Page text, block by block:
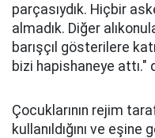
parçasıydık. Hiçbir
almadık. Diğer
barışçıl gösterilere
bizi hapishaneye attı."
Çocuklarının rejim
kullanıldığını ve